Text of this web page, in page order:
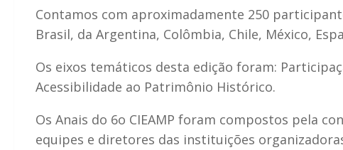
Contamos com aproximadamente 250
Brasil, da Argentina, Colômbia, Chile, México,
Os eixos temáticos desta edição foram:
Acessibilidade ao Patrimônio Histórico.
Os Anais do 6o CIEAMP foram compostos pela
equipes e diretores das instituições